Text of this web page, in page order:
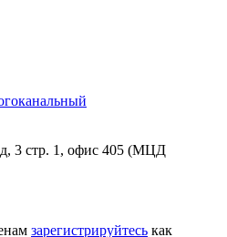
3 стр. 1, офис 405 (МЦД
зарегистрируйтесь как